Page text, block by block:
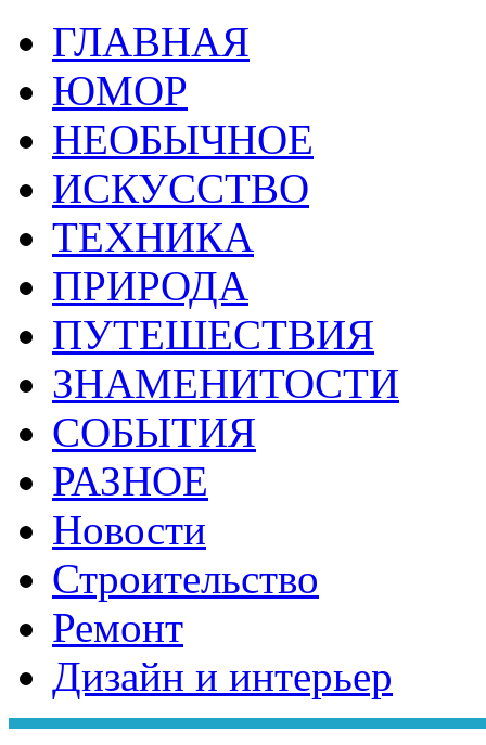
ГЛАВНАЯ
ЮМОР
НЕОБЫЧНОЕ
ИСКУССТВО
ТЕХНИКА
ПРИРОДА
ПУТЕШЕСТВИЯ
ЗНАМЕНИТОСТИ
СОБЫТИЯ
РАЗНОЕ
Новости
Строительство
Ремонт
Дизайн и интерьер